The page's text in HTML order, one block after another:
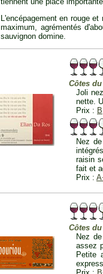
L'encépagement en rouge
maximum, agrémentés
sauvignon domine.
Côtes
Joli
nette.
Prix : B
Nez
raisin
fait et
Prix :
Côtes
Nez
assez
Petite